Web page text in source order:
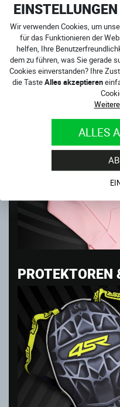
Wir verwenden Cookies, um
für das Funktionieren der
helfen, Ihre
dem zu führen, was Sie gerade
Cookies einverstanden? Ihre
die TasteAlles akzeptieren
ALLES
PROTEKTOREN